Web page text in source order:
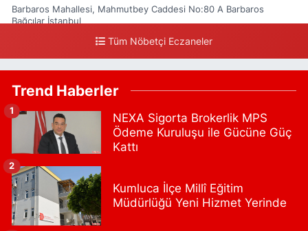
Barbaros Mahallesi, Mahmutbey Caddesi No:80 A Barbaros
Bağcılar İstanbul
0 (212) 552 25 29 Yol Tarifi Al
Akşemsettin Mahallesi, Akdeniz Caddesi No:12 A Fatih İstanbul
0 (212) 635 03 83 Yol Tarifi Al
Tersane İstanbul Eczanesi
Camiikebir Mahallesi, Taşkızak Tersanesi Caddesi No:6 6B
Kasımpaşa Beyoğlu İstanbul
0 (533) 395 65 65 Yol Tarifi Al
Tüm Nöbetçi Eczaneler
Trend Haberler
NEXA Sigorta Brokerlik MPS
Ödeme Kuruluşu ile Gücüne Güç
Kattı
1
Kumluca İlçe Millî Eğitim
Müdürlüğü Yeni Hizmet Yerinde
2